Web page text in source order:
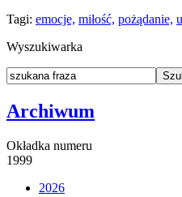
Tagi: emocje, miłość, pożądanie,
Wyszukiwarka
Archiwum
Okładka numeru
1999
2026